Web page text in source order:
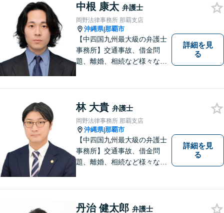
中根 康太 弁護士
岡野法律事務所 那覇支店
沖縄県|那覇市
【中四国九州最大級の弁護士
事務所】交通事故、借金問
題、離婚、相続など様々な問
い！
詳細を見
る
林 大貴 弁護士
岡野法律事務所 那覇支店
沖縄県|那覇市
【中四国九州最大級の弁護士
事務所】交通事故、借金問
題、離婚、相続など様々な問
い！
詳細を見
る
丹治 健太郎 弁護士